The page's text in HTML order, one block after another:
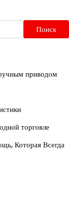
Поиск
приводом
торговле
Которая Всегда